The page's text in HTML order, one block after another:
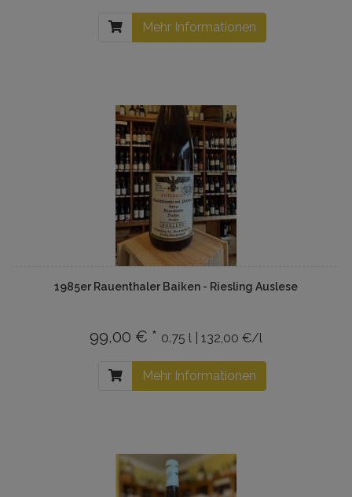
Mehr Informationen
1985er Rauenthaler Baiken - Riesling Auslese
99,00 € * 0.75 l | 132,00 €/l
Mehr Informationen